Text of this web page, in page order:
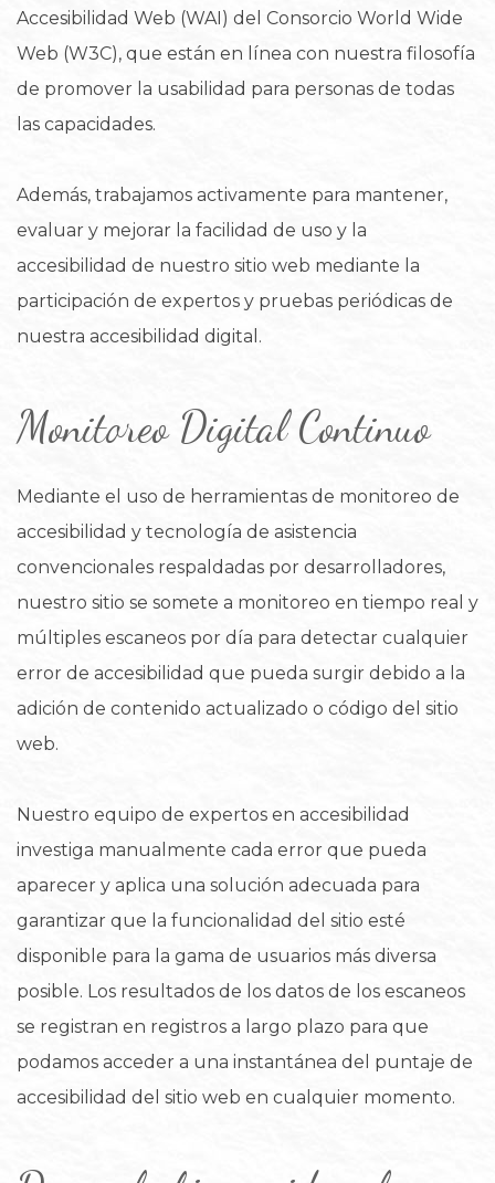
Accesibilidad Web (WAI) del Consorcio World Wide
Web (W3C), que están en línea con nuestra filosofía
de promover la usabilidad para personas de todas
las capacidades.
Además, trabajamos activamente para mantener,
evaluar y mejorar la facilidad de uso y la
accesibilidad de nuestro sitio web mediante la
participación de expertos y pruebas periódicas de
nuestra accesibilidad digital.
Monitoreo Digital Continuo
Mediante el uso de herramientas de monitoreo de
accesibilidad y tecnología de asistencia
convencionales respaldadas por desarrolladores,
nuestro sitio se somete a monitoreo en tiempo real y
múltiples escaneos por día para detectar cualquier
error de accesibilidad que pueda surgir debido a la
adición de contenido actualizado o código del sitio
web.
Nuestro equipo de expertos en accesibilidad
investiga manualmente cada error que pueda
aparecer y aplica una solución adecuada para
garantizar que la funcionalidad del sitio esté
disponible para la gama de usuarios más diversa
posible. Los resultados de los datos de los escaneos
se registran en registros a largo plazo para que
podamos acceder a una instantánea del puntaje de
accesibilidad del sitio web en cualquier momento.